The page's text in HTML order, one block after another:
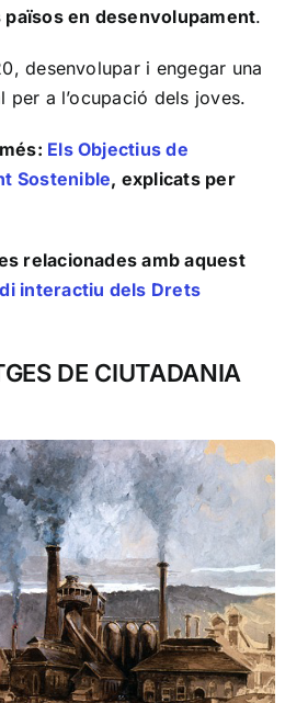
països en desenvolupament.
desenvolupar i engegar una
per a l’ocupació dels joves.
Els Objectius de
Sostenible, explicats per
relacionades amb aquest
interactiu dels Drets
DE CIUTADANIA